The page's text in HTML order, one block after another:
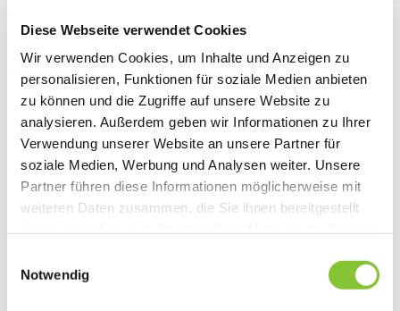
Diese Webseite verwendet Cookies
Wir verwenden Cookies, um Inhalte und Anzeigen zu
personalisieren, Funktionen für soziale Medien anbieten
zu können und die Zugriffe auf unsere Website zu
analysieren. Außerdem geben wir Informationen zu Ihrer
Verwendung unserer Website an unsere Partner für
soziale Medien, Werbung und Analysen weiter. Unsere
Partner führen diese Informationen möglicherweise mit
weiteren Daten zusammen, die Sie ihnen bereitgestellt
Notwendig
Zeige Standort Ladestation am Eichelteich Penny Markt